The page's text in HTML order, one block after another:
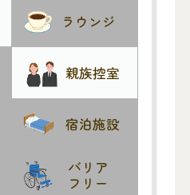
ラウンジ
親族控室
宿泊施設
バリア
フリー